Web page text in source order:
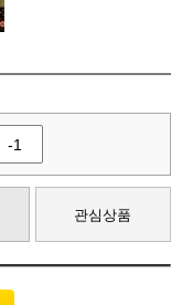
-1
관심상품